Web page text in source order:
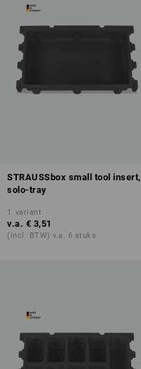
STRAUSSbox small tool insert,
solo-tray
1 variant
v.a. € 3,51
(incl. BTW) v.a. 6 stuks